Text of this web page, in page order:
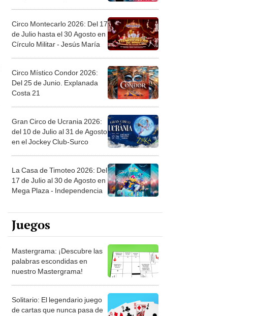
Circo Montecarlo 2026: Del 17
de Julio hasta el 30 Agosto en
Círculo Militar - Jesús María
Circo Místico Condor 2026:
Del 25 de Junio. Explanada
Costa 21
Gran Circo de Ucrania 2026:
del 10 de Julio al 31 de Agosto
en el Jockey Club-Surco
La Casa de Timoteo 2026: Del
17 de Julio al 30 de Agosto en
Mega Plaza - Independencia
Juegos
Mastergrama: ¡Descubre las
palabras escondidas en
nuestro Mastergrama!
Solitario: El legendario juego
de cartas que nunca pasa de